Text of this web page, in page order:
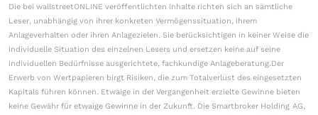
Die bei wallstreetONLINE veröffentlichten Inhalte richten sich an sämtliche
Leser, unabhängig von ihrer konkreten Vermögenssituation, ihrem
Anlageverhalten oder ihren Anlagezielen. Sie berücksichtigen in keiner Weise die
individuelle Situation des einzelnen Lesers und ersetzen keine auf seine
individuellen Bedürfnisse ausgerichtete, fachkundige Anlageberatung.Der
Erwerb von Wertpapieren birgt Risiken, die zum Totalverlust des eingesetzten
Kapitals führen können. Etwaige in der Vergangenheit erzielte Gewinne bieten
keine Gewähr für etwaige Gewinne in der Zukunft. Die Smartbroker Holding AG,